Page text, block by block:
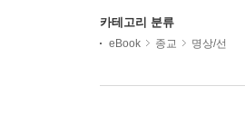
카테고리 분류
eBook 종교 명상/선